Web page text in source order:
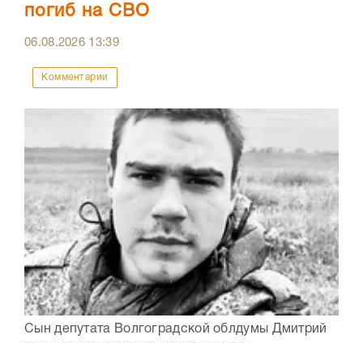
погиб на СВО
06.08.2026 13:39
Комментарии
Сын депутата Волгоградской облдумы Дмитрий